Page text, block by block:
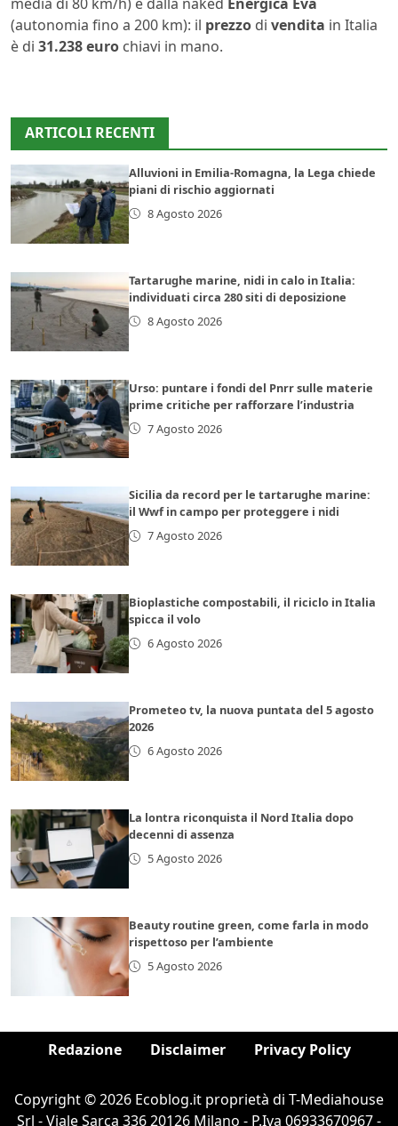
(autonomia fino a 200 km): il prezzo di vendita in Italia
è di 31.238 euro chiavi in mano.
ARTICOLI RECENTI
Alluvioni in Emilia-Romagna, la Lega chiede
piani di rischio aggiornati
8 Agosto 2026
Tartarughe marine, nidi in calo in Italia:
individuati circa 280 siti di deposizione
8 Agosto 2026
Urso: puntare i fondi del Pnrr sulle materie
prime critiche per rafforzare l’industria
7 Agosto 2026
Sicilia da record per le tartarughe marine:
il Wwf in campo per proteggere i nidi
7 Agosto 2026
Bioplastiche compostabili, il riciclo in Italia
spicca il volo
6 Agosto 2026
Prometeo tv, la nuova puntata del 5 agosto
2026
6 Agosto 2026
La lontra riconquista il Nord Italia dopo
decenni di assenza
5 Agosto 2026
Beauty routine green, come farla in modo
rispettoso per l’ambiente
5 Agosto 2026
Redazione Disclaimer Privacy Policy
Copyright © 2026 Ecoblog.it proprietà di T-Mediahouse
Srl - Viale Sarca 336 20126 Milano - P.Iva 06933670967 -